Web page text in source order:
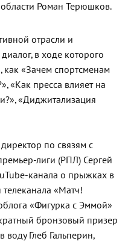
Роман Терюшков.
отрасли и
в ходе которого
«Зачем спортсменам
«Как пресса влияет на
«Диджитализация
по связям с
лиги (РПЛ) Сергей
канала о прыжках в
«Матч!
«Фигурка с Эммой»
бронзовый призер
Глеб Гальперин,